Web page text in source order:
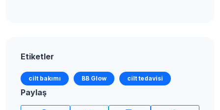
Etiketler
cilt bakımı BB Glow cilt tedavisi
Paylaş